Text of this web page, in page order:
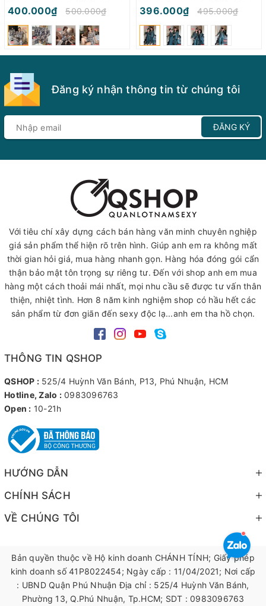
400.000₫ 500.000₫ 396.000₫ 495.000₫
Đăng ký nhận thông tin từ chúng tôi
ĐĂNG KÝ
Với tiêu chí xây dựng cách bán hàng văn minh chuyên nghiệp
giá sản phẩm thể hiện rõ trên hình. Giúp anh em ra không mất
thời gian hỏi giá, mua hàng nhanh gọn. Hàng hóa đóng gói cẩn
thận bảo mật tôn trọng sự riêng tư. Đến với shop anh em mua
hàng một cách thoải mái nhất, mọi nhu cầu sẽ được tư vấn thân
thiện, nhiệt tình. Hơn 8 năm kinh nghiệm shop có hầu hết các
sản phẩm từ đơn giãn đến sexy độc lạ...anh em tha hồ chọn.
THÔNG TIN QSHOP
QSHOP : 525/4 Huỳnh Văn Bánh, P13, Phú Nhuận, HCM
Hotline, Zalo : 0983096763
Open : 10-21h
HƯỚNG DẪN
CHÍNH SÁCH
VỀ CHÚNG TÔI
Bản quyền thuộc về Hộ kinh doanh CHÁNH TÍNH; Giấy phép
kinh doanh số 41P8022454; Ngày cấp : 11/04/2021; Nơi cấp
: UBND Quận Phú Nhuận Địa chỉ : 525/4 Huỳnh Văn Bánh,
Phường 13, Q.Phú Nhuận, Tp.HCM; SDT : 0983096763